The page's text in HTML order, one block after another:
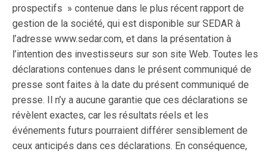
prospectifs » contenue dans le plus récent rapport de
gestion de la société, qui est disponible sur SEDAR à
l’adresse www.sedar.com, et dans la présentation à
l’intention des investisseurs sur son site Web. Toutes les
déclarations contenues dans le présent communiqué de
presse sont faites à la date du présent communiqué de
presse. Il n’y a aucune garantie que ces déclarations se
révèlent exactes, car les résultats réels et les
événements futurs pourraient différer sensiblement de
ceux anticipés dans ces déclarations. En conséquence,